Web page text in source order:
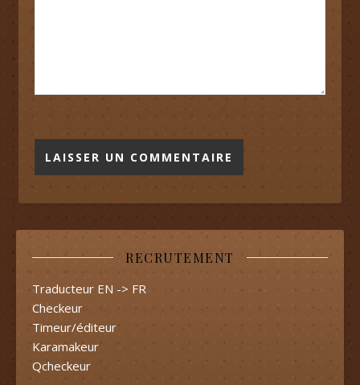
RECRUTEMENT
Traducteur EN -> FR
Checkeur
Timeur/éditeur
Karamakeur
Qcheckeur